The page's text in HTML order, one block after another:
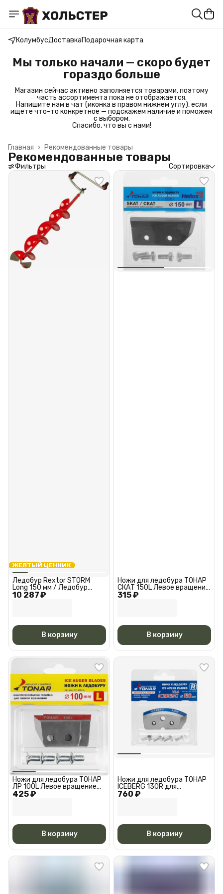
КолумбусДоставкаПодарочная карта
Мы только начали — скоро будет
гораздо больше
Магазин сейчас активно заполняется товарами, поэтому
часть ассортимента пока не отображается.
Напишите нам в чат (иконка в правом нижнем углу), если
ищете что-то конкретное — подскажем наличие и поможем
с выбором.
Спасибо, что вы с нами!
Рекомендованные товары
Главная ›
Рекомендованные товары
Фильтры Сортировка
ЖЕЛТЫЙ ЦЕННИК
10 287 ₽
Ледобур Rextor STORM
Long 150 мм / Ледобур
рекстор сторм лонг 150 мм
В корзину
315 ₽
Ножи для ледобура ТОНАР
СКАТ 150L Левое вращение
(против часовой стрелки)
В корзину
425 ₽
Ножи для ледобура ТОНАР
ЛР 100L Левое вращение
(против часовой стрелки)
В корзину
760 ₽
Ножи для ледобура ТОНАР
ICEBERG 130R для
V2.0/V3.0 Мокрый лед
В корзину